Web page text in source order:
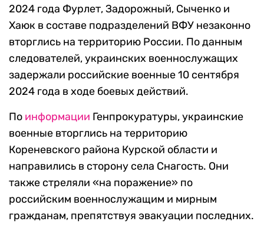
2024 года Фурлет, Задорожный, Сыченко и
Хаюк в составе подразделений ВФУ незаконно
вторглись на территорию России. По данным
следователей, украинских военнослужащих
задержали российские военные 10 сентября
2024 года в ходе боевых действий.
По информации Генпрокуратуры, украинские
военные вторглись на территорию
Кореневского района Курской области и
направились в сторону села Снагость. Они
также стреляли «на поражение» по
российским военнослужащим и мирным
гражданам, препятствуя эвакуации последних.